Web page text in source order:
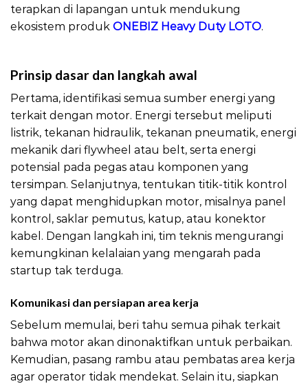
terapkan di lapangan untuk mendukung
ekosistem produk ONEBIZ Heavy Duty LOTO.
Prinsip dasar dan langkah awal
Pertama, identifikasi semua sumber energi yang
terkait dengan motor. Energi tersebut meliputi
listrik, tekanan hidraulik, tekanan pneumatik, energi
mekanik dari flywheel atau belt, serta energi
potensial pada pegas atau komponen yang
tersimpan. Selanjutnya, tentukan titik-titik kontrol
yang dapat menghidupkan motor, misalnya panel
kontrol, saklar pemutus, katup, atau konektor
kabel. Dengan langkah ini, tim teknis mengurangi
kemungkinan kelalaian yang mengarah pada
startup tak terduga.
Komunikasi dan persiapan area kerja
Sebelum memulai, beri tahu semua pihak terkait
bahwa motor akan dinonaktifkan untuk perbaikan.
Kemudian, pasang rambu atau pembatas area kerja
agar operator tidak mendekat. Selain itu, siapkan